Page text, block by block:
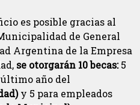
es posible gracias al
de General
Argentina de la Empresa
se otorgarán 10 becas:5
año del
y 5 para empleados